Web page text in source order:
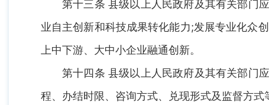
第十三条 县级以上人民政府及其有关部门
业自主创新和科技成果转化能力;发展专业化众
上中下游、大中小企业融通创新。
第十四条 县级以上人民政府及其有关部门
程、办结时限、咨询方式、兑现形式及监督方式